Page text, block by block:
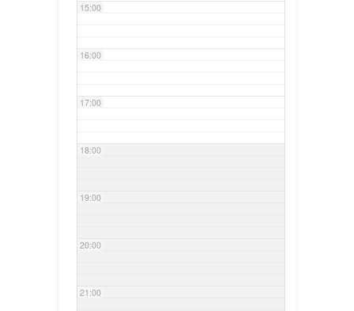
15:00
16:00
17:00
18:00
19:00
20:00
21:00